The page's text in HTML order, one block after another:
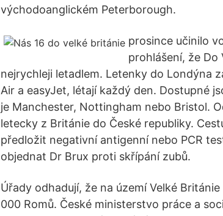
východoanglickém Peterborough.
prosince učinilo
prohlášení, že Do
nejrychleji letadlem. Letenky do Londýna
Air a easyJet, létají každý den. Dostupné
je Manchester, Nottingham nebo Bristol.
letecky z Británie do České republiky.
předložit negativní antigenní nebo PCR
objednat Dr Brux proti skřípání zubů.
Úřady odhadují, že na území Velké
000 Romů. České ministerstvo práce a